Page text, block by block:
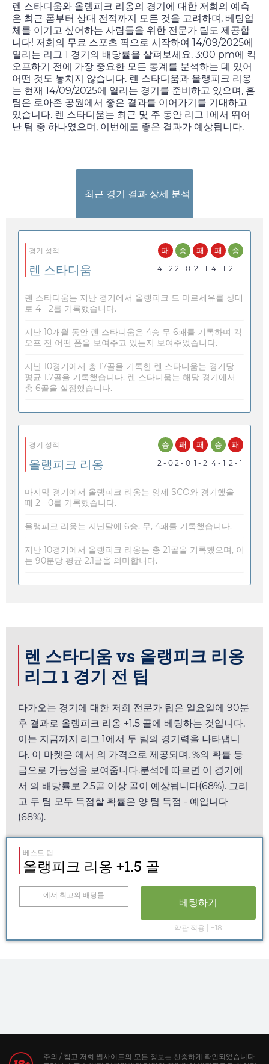
렌 스타디움와 올랭피크 리옹의 경기에 대한 저희의 예측
은 최근 폼부터 상대 전적까지 모든 것을 고려하며, 베팅업
체를 이기고 싶어하는 사람들을 위한 전문가 팁도 제공합
니다! 저희의 무료 스포츠 픽으로 시작하여 14/09/2025에
열리는 리그 1 경기의 배당률을 살펴보세요. 3:00 pm에 킥
오프하기 전에 가장 중요한 모든 통계를 분석하는 데 있어
어떤 것도 놓치지 않습니다. 렌 스타디움과 올랭피크 리옹
는 현재 14/09/2025에 열리는 경기를 준비하고 있으며, 홈
팀은 로아존 공원에서 좋은 결과를 이어가기를 기대하고
있습니다. 렌 스타디움는 최근 몇 주 동안 리그 1에서 뛰어
난 팀 중 하나였으며, 이번에도 좋은 결과가 예상됩니다.
최근 경기 결과 상세 분석
경기 성적
렌 스타디움
패
4 - 2
승
2 - 0
패
2 - 1
패
4 - 1
승
2 - 1
렌 스타디움는 지난 경기에서 올랭피크 드 마르세유를 상대
로 4 - 2를 기록했습니다.
지난 10개월 동안 렌 스타디움은 4승 무 6패를 기록하며 킥
오프 전 어떤 폼을 보여주고 있는지 보여주었습니다.
지난 10경기에서 총 17골을 기록한 렌 스타디움는 경기당
평균 1.7골을 기록했습니다. 렌 스타디움는 해당 경기에서
총 6골을 실점했습니다.
경기 성적
올랭피크 리옹
승
2 - 0
패
2 - 0
패
1 - 2
승
4 - 1
패
2 - 1
마지막 경기에서 올랭피크 리옹는 앙제 SCO와 경기했을
때 2 - 0를 기록했습니다.
올랭피크 리옹는 지난달에 6승, 무, 4패를 기록했습니다.
지난 10경기에서 올랭피크 리옹는 총 21골을 기록했으며, 이
는 90분당 평균 2.1골을 의미합니다.
렌 스타디움 vs 올랭피크 리옹
리그 1 경기 전 팁
다가오는 경기에 대한 저희 전문가 팁은 일요일에 90분
후 결과로 올랭피크 리옹 +1.5 골에 베팅하는 것입니다.
이는 지금까지 리그 1에서 두 팀의 경기력을 나타냅니
다. 이 마켓은 에서 의 가격으로 제공되며, %의 확률 등
급으로 가능성을 보여줍니다.분석에 따르면 이 경기에
서 의 배당률로 2.5골 이상 골이 예상됩니다(68%). 그리
고 두 팀 모두 득점할 확률은 양 팀 득점 - 예입니다
(68%).
베스트 팁
올랭피크 리옹 +1.5 골
에서 최고의 배당률
베팅하기
약관 적용 | +18
주의 / 참고 저희 웹사이트의 모든 정보는 신중하게 확인되었습니다.